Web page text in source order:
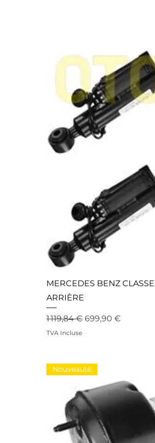
MERCEDES BENZ
ARRIÈRE
Prix original
1 119,84 € Prix
699,90 €
TVA Incluse
Nouveauté